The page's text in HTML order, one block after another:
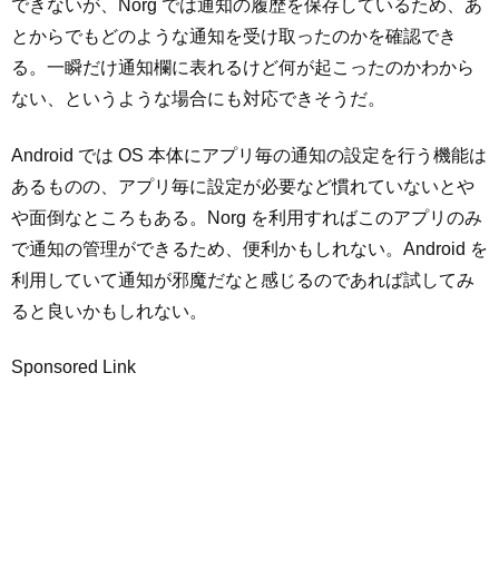
できないが、Norg では通知の履歴を保存しているため、あ
とからでもどのような通知を受け取ったのかを確認でき
る。一瞬だけ通知欄に表れるけど何が起こったのかわから
ない、というような場合にも対応できそうだ。
Android では OS 本体にアプリ毎の通知の設定を行う機能は
あるものの、アプリ毎に設定が必要など慣れていないとや
や面倒なところもある。Norg を利用すればこのアプリのみ
で通知の管理ができるため、便利かもしれない。Android を
利用していて通知が邪魔だなと感じるのであれば試してみ
ると良いかもしれない。
Sponsored Link